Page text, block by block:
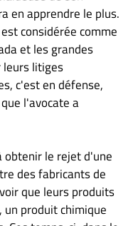
en apprendre le plus.
considérée comme
et les grandes
leurs litiges
c'est en défense,
l'avocate a
obtenir le rejet d'une
des fabricants de
que leurs produits
un produit chimique